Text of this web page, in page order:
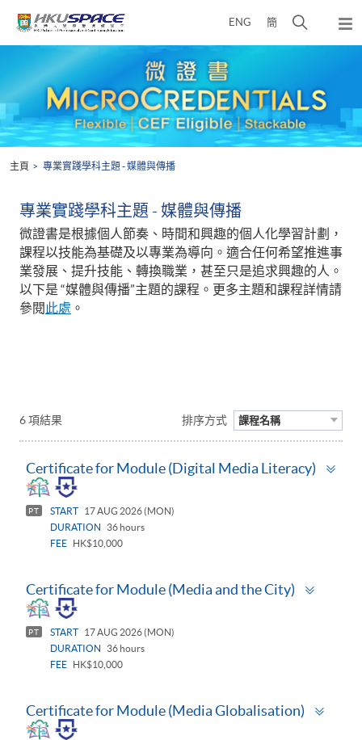
ENG 簡
開
介
面
彈
出
主頁 專業實踐學科主題 - 媒體與傳播
專業實踐學科主題 - 媒體與傳播
微證書是根據個人節奏、時間和興趣的個人化學習計劃，
課程以技能為基礎及以專業為導向。適合任何希望推進事
業發展、提升技能、轉換職業，甚至只是追求興趣的人。
以下是 “媒體與傳播”主題的課程。更多主題和課程詳情請
參閱 此處 。
6 項結果 排序方式 課程名稱
Certificate for Module (Digital Media Literacy)
PT START
17 AUG 2026 (MON)
DURATION
36 hours
FEE
HK$10,000
Certificate for Module (Media and the City)
PT START
17 AUG 2026 (MON)
DURATION
36 hours
FEE
HK$10,000
Certificate for Module (Media Globalisation)